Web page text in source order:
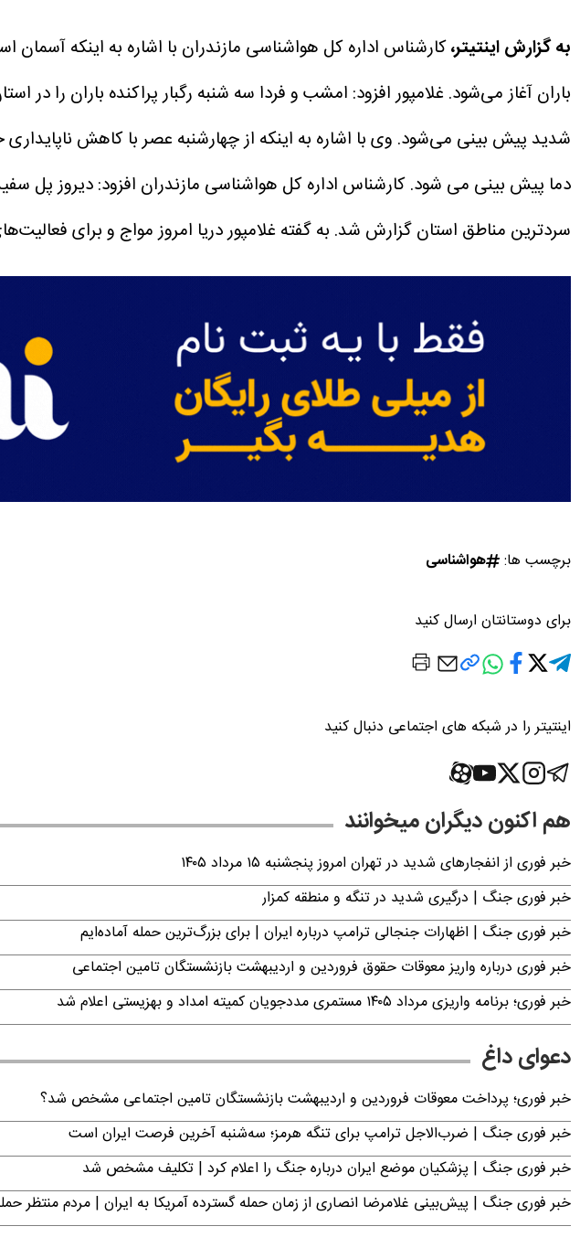
به گزارش اینتیتر،کارشناس اداره کل هواشناسی مازندران با اشاره به اینکه آسمان
باران آغاز می‌شود. غلامپور افزود: امشب و فردا سه شنبه رگبار پراکنده باران را
شدید پیش بینی می‌شود. وی با اشاره به اینکه از چهارشنبه عصر با کاهش
دما پیش بینی می شود.
سردترین مناطق استان گزارش شد. به گفته غلامپور دریا امروز مواج و برای
برچسب ها: هواشناسی
برای دوستانتان ارسال کنید
اینتیتر را در شبکه های اجتماعی دنبال کنید
هم اکنون دیگران میخوانند
خبر فوری از انفجارهای شدید در تهران امروز پنجشنبه ۱۵ مرداد ۱۴۰۵
خبر فوری جنگ | درگیری شدید در تنگه و منطقه کمزار
خبر فوری جنگ | اظهارات جنجالی ترامپ درباره ایران | برای بزرگ‌ترین حمله آماده‌ایم
خبر فوری درباره واریز معوقات حقوق فروردین و اردیبهشت بازنشستگان تامین اجتماعی
خبر فوری؛ برنامه واریزی مرداد ۱۴۰۵ مستمری مددجویان کمیته امداد و بهزیستی اعلام شد
دعوای داغ
خبر فوری؛ پرداخت معوقات فروردین و اردیبهشت بازنشستگان تامین اجتماعی مشخص شد؟
خبر فوری جنگ | ضرب‌الاجل ترامپ برای تنگه هرمز؛ سه‌شنبه آخرین فرصت ایران است
خبر فوری جنگ | پزشکیان موضع ایران درباره جنگ را اعلام کرد | تکلیف مشخص شد
خبر فوری جنگ | پیش‌بینی غلامرضا انصاری از زمان حمله گسترده آمریکا به ایران | مردم منتظر